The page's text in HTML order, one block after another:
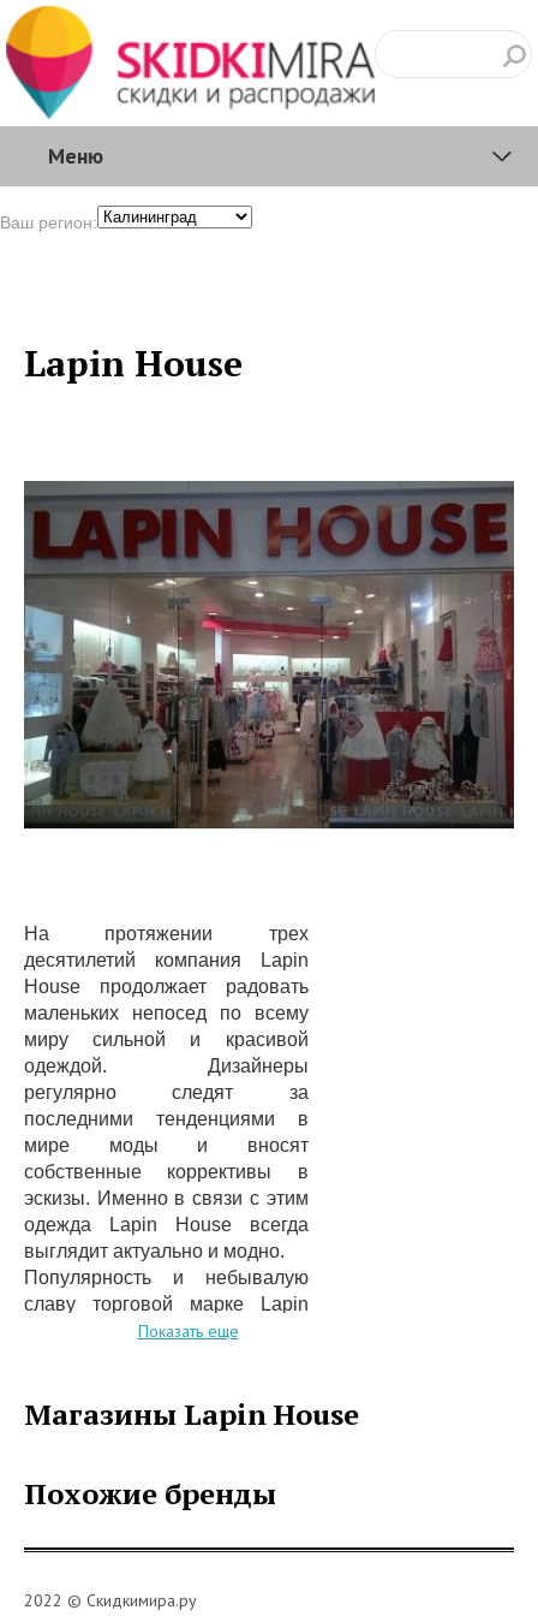
Меню
Ваш регион:
Lapin House
На протяжении трех
десятилетий компания Lapin
House продолжает радовать
маленьких непосед по всему
миру сильной и красивой
одеждой. Дизайнеры
регулярно следят за
последними тенденциями в
мире моды и вносят
собственные коррективы в
эскизы. Именно в связи с этим
одежда Lapin House всегда
выглядит актуально и модно.
Популярность и небывалую
славу торговой марке Lapin
House принесли
последняя победа была
одержана в 2010 году.
«супер бренд», что еще раз
подтверждает высокое
внимательно рассмотрев
Показать еще
Магазины Lapin House
Похожие бренды
2022 © Скидкимира.ру